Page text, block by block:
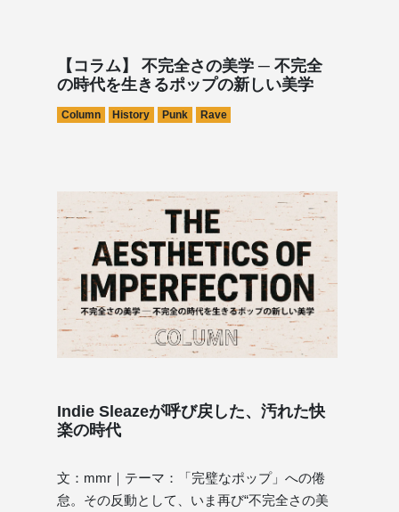
【コラム】 不完全さの美学 ─ 不完全
の時代を生きるポップの新しい美学
Column History Punk Rave
Indie Sleazeが呼び戻した、汚れた快
楽の時代
文：mmr｜テーマ：「完璧なポップ」への倦
怠。その反動として、いま再び“不完全さの美